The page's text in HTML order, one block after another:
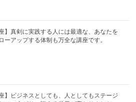
座】真剣に実践する人には最適な、あなたを
ーアップする体制も万全な講座です。
座】ビジネスとしても、人としてもステージ